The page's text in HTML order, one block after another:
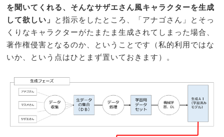
を聞いてくれる、そんなサザエさん風キャラクターを生成
して欲しい」 と指示をしたところ、「アナゴさん」とそっ
くりなキャラクターがたまたま生成されてしまった場合、
著作権侵害となるのか、ということです（私的利用ではな
いか、という点はひとまず置いておきます）。